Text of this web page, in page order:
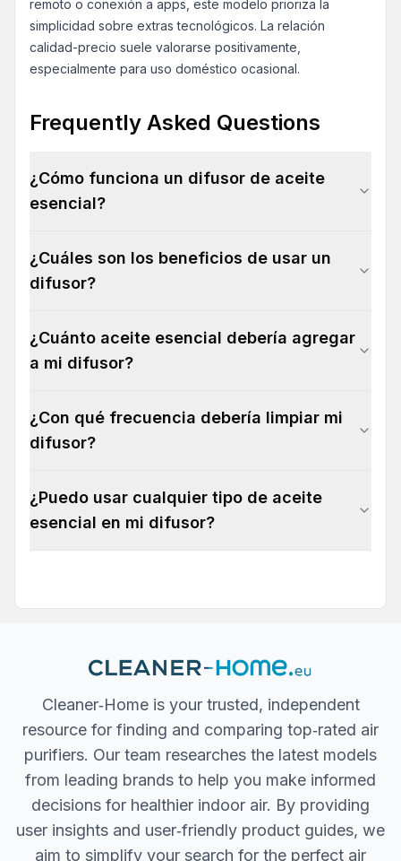
remoto o conexión a apps, este modelo prioriza la
simplicidad sobre extras tecnológicos. La relación
calidad-precio suele valorarse positivamente,
especialmente para uso doméstico ocasional.
Frequently Asked Questions
¿Cómo funciona un difusor de aceite
esencial?
¿Cuáles son los beneficios de usar un
difusor?
¿Cuánto aceite esencial debería agregar
a mi difusor?
¿Con qué frecuencia debería limpiar mi
difusor?
¿Puedo usar cualquier tipo de aceite
esencial en mi difusor?
Cleaner‐Home is your trusted, independent
resource for finding and comparing top‐rated air
purifiers. Our team researches the latest models
from leading brands to help you make informed
decisions for healthier indoor air. By providing
user insights and user‐friendly product guides, we
aim to simplify your search for the perfect air